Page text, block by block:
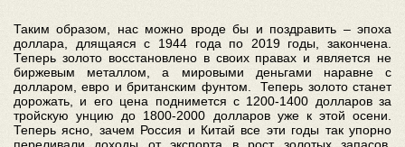
Таким образом, нас можно вроде бы и поздравить – эпоха
доллара, длящаяся с 1944 года по 2019 годы, закончена.
Теперь золото восстановлено в своих правах и является не
биржевым металлом, а мировыми деньгами наравне с
долларом, евро и британским фунтом. Теперь золото станет
дорожать, и его цена поднимется с 1200-1400 долларов за
тройскую унцию до 1800-2000 долларов уже к этой осени.
Теперь ясно, зачем Россия и Китай все эти годы так упорно